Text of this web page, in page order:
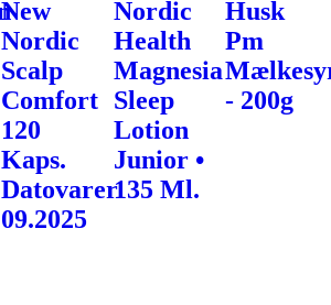
New
Nordic
Scalp
Comfort
120
Kaps.
Datovarer
09.2025
Nordic
Health
Magnesia
Sleep
Lotion
Junior •
135 Ml.
Husk
Pm
- 200g